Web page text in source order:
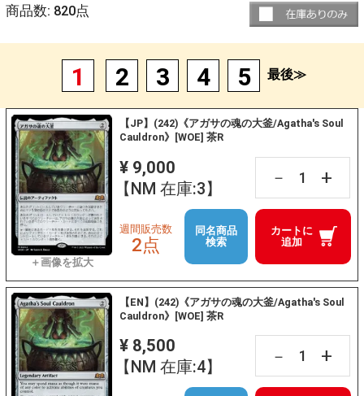
商品数: 820点
1 2 3 4 5 最後≫
【JP】(242)《アガサの魂の大釜/Agatha's Soul
Cauldron》[WOE] 茶R
¥ 9,000
【NM 在庫:3】
－ +
カートに
追加
週間販売数
2点
同名商品
検索
【EN】(242)《アガサの魂の大釜/Agatha's Soul
Cauldron》[WOE] 茶R
¥ 8,500
【NM 在庫:4】
－ +